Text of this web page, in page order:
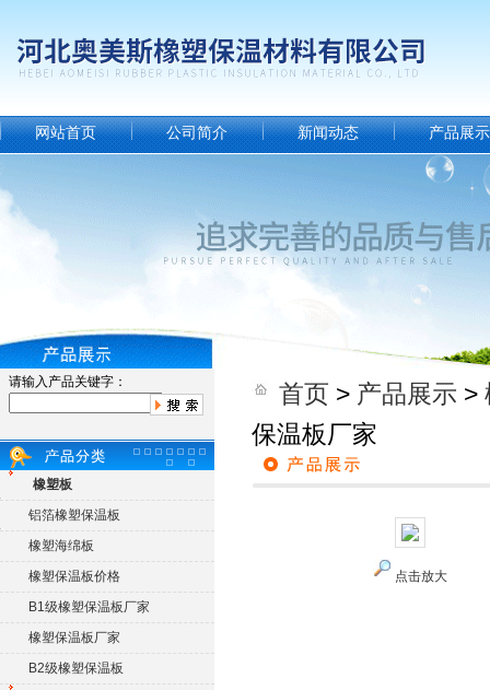
网站首页 公司简介 新闻动态 产品展示
请输入产品关键字：
橡塑板
铝箔橡塑保温板
橡塑海绵板
橡塑保温板价格
B1级橡塑保温板厂家
橡塑保温板厂家
B2级橡塑保温板
首页 > 产品展示 >
保温板厂家
点击放大